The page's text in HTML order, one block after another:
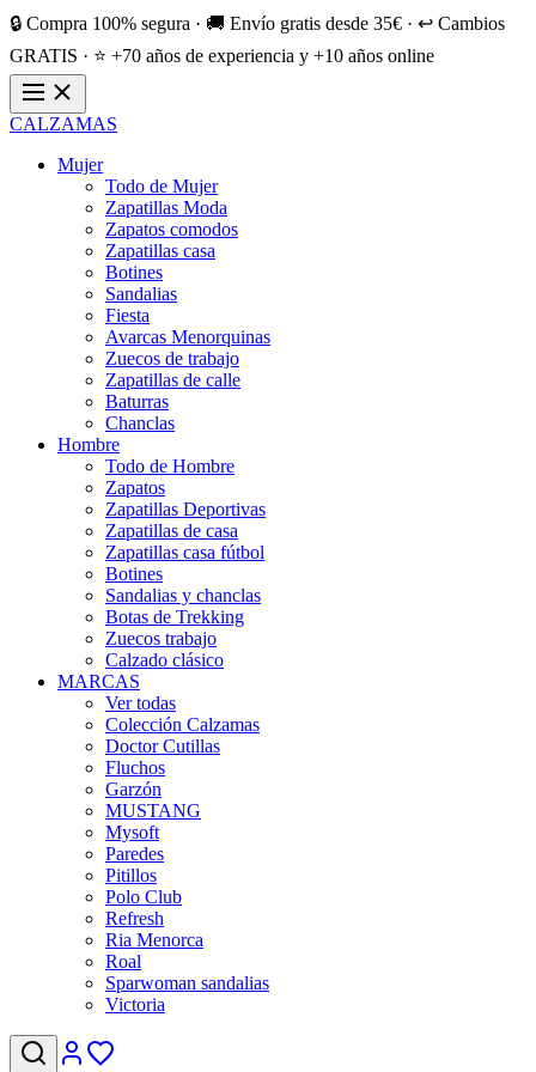
🔒 Compra 100% segura · 🚚 Envío gratis desde 35€ · ↩️ Cambios
GRATIS · ⭐ +70 años de experiencia y +10 años online
CALZAMAS
Mujer
Todo de Mujer
Zapatillas Moda
Zapatos comodos
Zapatillas casa
Botines
Sandalias
Fiesta
Avarcas Menorquinas
Zuecos de trabajo
Zapatillas de calle
Baturras
Chanclas
Hombre
Todo de Hombre
Zapatos
Zapatillas Deportivas
Zapatillas de casa
Zapatillas casa fútbol
Botines
Sandalias y chanclas
Botas de Trekking
Zuecos trabajo
Calzado clásico
MARCAS
Ver todas
Colección Calzamas
Doctor Cutillas
Fluchos
Garzón
MUSTANG
Mysoft
Paredes
Pitillos
Polo Club
Refresh
Ria Menorca
Roal
Sparwoman sandalias
Victoria